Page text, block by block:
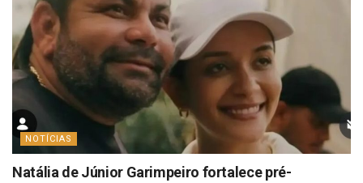
NOTÍCIAS
Natália de Júnior Garimpeiro fortalece pré-